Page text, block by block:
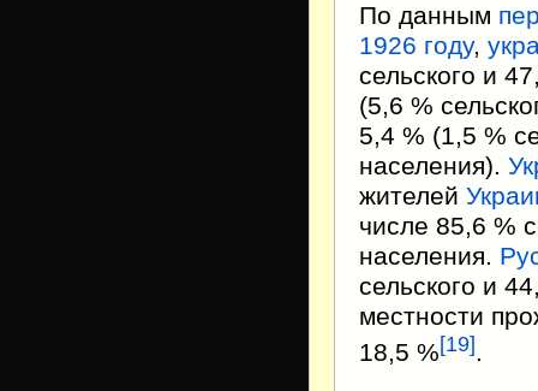
По данным
1926 году,
сельского и
(5,6 %
5,4 % (1,5 %
населения).
жителей
числе 85,6 %
населения.
сельского и
местности
18,5 %[19] .